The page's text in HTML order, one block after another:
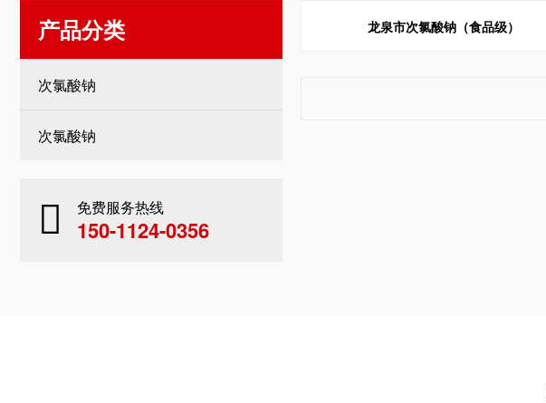
产品分类
次氯酸钠
次氯酸钠
免费服务热线
150-1124-0356
龙泉市次氯酸钠（食品级）